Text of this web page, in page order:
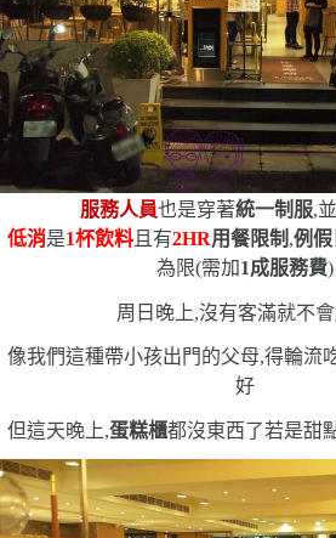
服務人員也是穿著統一制服,
低消是1杯飲料且有2HR用餐限制 ,例
為限(需加1成服務費)
周日晚上,沒有客滿就不
像我們這種帶小孩出門的父母,得輪流
好
但這天晚上,蛋糕櫃都沒東西了若是甜